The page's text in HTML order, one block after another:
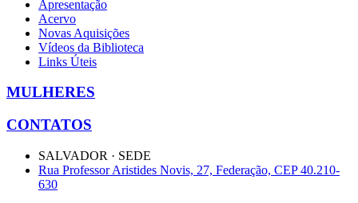
Apresentação
Acervo
Novas Aquisições
Vídeos da Biblioteca
Links Úteis
MULHERES
CONTATOS
SALVADOR · SEDE
Rua Professor Aristides Novis, 27, Federação, CEP 40.210-
630